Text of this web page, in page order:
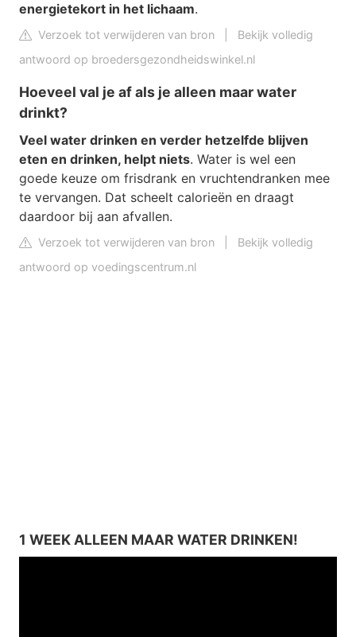
energietekort in het lichaam.
Verzoek tot verwijderen van bron
Bekijk volledig
antwoord op broedersgezondheidswinkel.nl
Hoeveel val je af als je alleen maar water
drinkt?
Veel water drinken en verder hetzelfde blijven
eten en drinken, helpt niets. Water is wel een
goede keuze om frisdrank en vruchtendranken mee
te vervangen. Dat scheelt calorieën en draagt
daardoor bij aan afvallen.
Verzoek tot verwijderen van bron
Bekijk volledig
antwoord op voedingscentrum.nl
1 WEEK ALLEEN MAAR WATER DRINKEN!